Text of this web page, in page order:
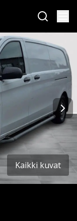
Kaikki kuvat